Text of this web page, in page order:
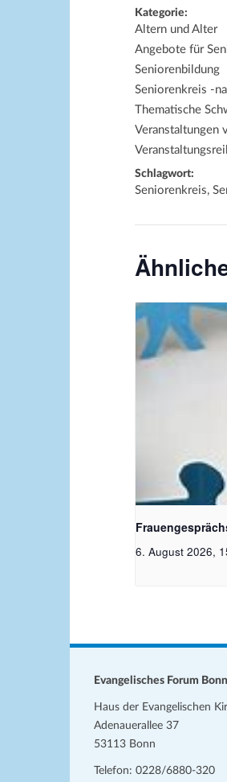
Kategorie:
Altern und Alter
Angebote für
Seniorenbildung
Seniorenkreis -
Thematische
Veranstaltungen
Schlagwort:
Seniorenkreis,
Bildquelle Pixabay
6. August 2026,
Evangelisches Forum Bonn
Haus der Evangelischen
Adenauerallee 37
53113 Bonn
Telefon: 0228/6880-320